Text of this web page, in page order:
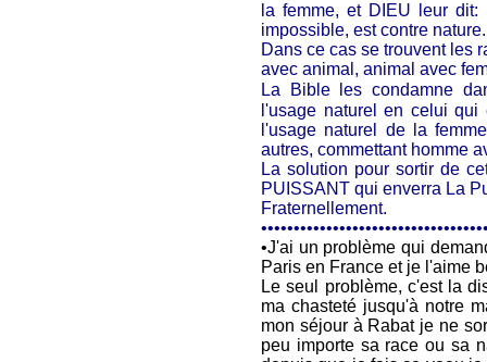
la femme, et DIEU leur
impossible, est contre nature.
Dans ce cas se trouvent les
avec animal, animal avec
La Bible les condamne
l'usage naturel en celui
l'usage naturel de la
autres, commettant homme
La solution pour sortir de
PUISSANT qui enverra La
Fraternellement.
•J'ai un problème qui
Paris en France et je l'aime
Le seul problème, c'est la
ma chasteté jusqu'à notre
mon séjour à Rabat je ne
peu importe sa race ou sa